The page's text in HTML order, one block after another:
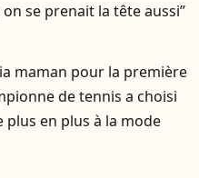
se prenait la tête aussi”
maman pour la première
de tennis a choisi
plus en plus à la mode